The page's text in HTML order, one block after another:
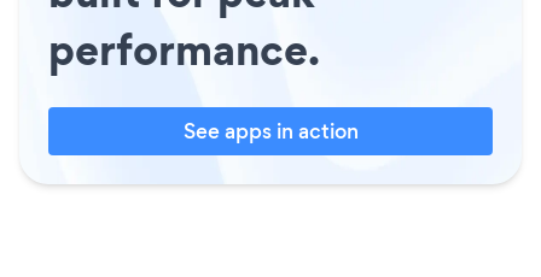
performance.
See apps in action